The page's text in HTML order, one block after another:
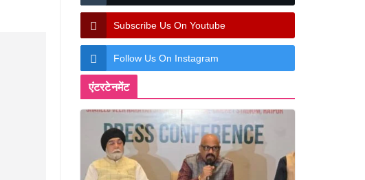
Subscribe Us On Youtube
Follow Us On Instagram
एंटरटेनमेंट